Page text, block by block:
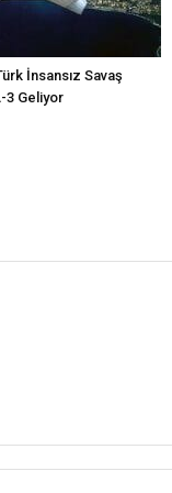
İnsansız Savaş
3 Geliyor